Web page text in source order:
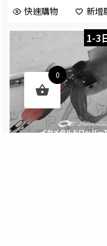
快速購物
新增
1-3
0